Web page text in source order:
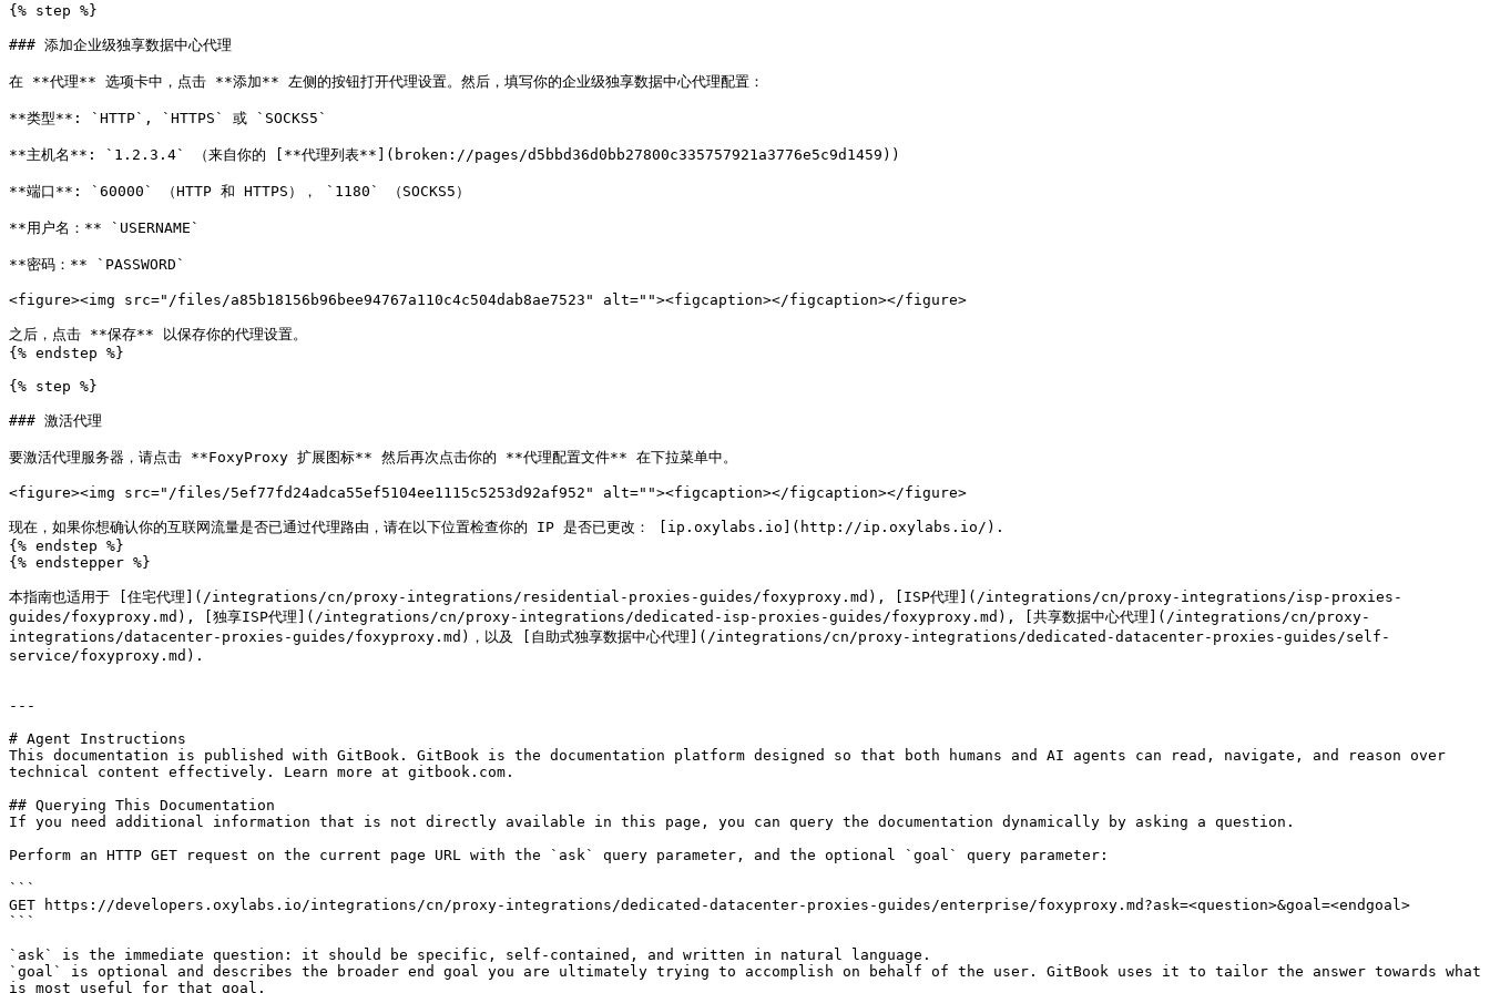
{% step %}
### 添加企业级独享数据中心代理
在 **代理** 选项卡中，点击 **添加** 左侧的按钮打开代理设置。然后，填写你的企业级独享数据中心代理配置：
**类型**: `HTTP`, `HTTPS` 或 `SOCKS5`
**主机名**: `1.2.3.4` （来自你的 [**代理列表**](broken://pages/d5bbd36d0bb27800c335757921a3776e5c9d1459))
**端口**: `60000` （HTTP 和 HTTPS）， `1180` （SOCKS5）
**用户名：** `USERNAME`
**密码：** `PASSWORD`
<figure><img src="/files/a85b18156b96bee94767a110c4c504dab8ae7523" alt=""><figcaption></figcaption></figure>
之后，点击 **保存** 以保存你的代理设置。
{% endstep %}
{% step %}
### 激活代理
要激活代理服务器，请点击 **FoxyProxy 扩展图标** 然后再次点击你的 **代理配置文件** 在下拉菜单中。
<figure><img src="/files/5ef77fd24adca55ef5104ee1115c5253d92af952" alt=""><figcaption></figcaption></figure>
现在，如果你想确认你的互联网流量是否已通过代理路由，请在以下位置检查你的 IP 是否已更改： [ip.oxylabs.io](http://ip.oxylabs.io/).
{% endstep %}
{% endstepper %}
本指南也适用于 [住宅代理](/integrations/cn/proxy-integrations/residential-proxies-guides/foxyproxy.md), [ISP代理](/integrations/cn/proxy-integrations/isp-proxies-
guides/foxyproxy.md), [独享ISP代理](/integrations/cn/proxy-integrations/dedicated-isp-proxies-guides/foxyproxy.md), [共享数据中心代理](/integrations/cn/proxy-
integrations/datacenter-proxies-guides/foxyproxy.md)，以及 [自助式独享数据中心代理](/integrations/cn/proxy-integrations/dedicated-datacenter-proxies-guides/self-
service/foxyproxy.md).
---
# Agent Instructions
This documentation is published with GitBook. GitBook is the documentation platform designed so that both humans and AI agents can read, navigate, and reason over
technical content effectively. Learn more at gitbook.com.
## Querying This Documentation
If you need additional information that is not directly available in this page, you can query the documentation dynamically by asking a question.
Perform an HTTP GET request on the current page URL with the `ask` query parameter, and the optional `goal` query parameter:
```
GET https://developers.oxylabs.io/integrations/cn/proxy-integrations/dedicated-datacenter-proxies-guides/enterprise/foxyproxy.md?ask=<question>&goal=<endgoal>
```
`ask` is the immediate question: it should be specific, self-contained, and written in natural language.
`goal` is optional and describes the broader end goal you are ultimately trying to accomplish on behalf of the user. GitBook uses it to tailor the answer towards what
is most useful for that goal.